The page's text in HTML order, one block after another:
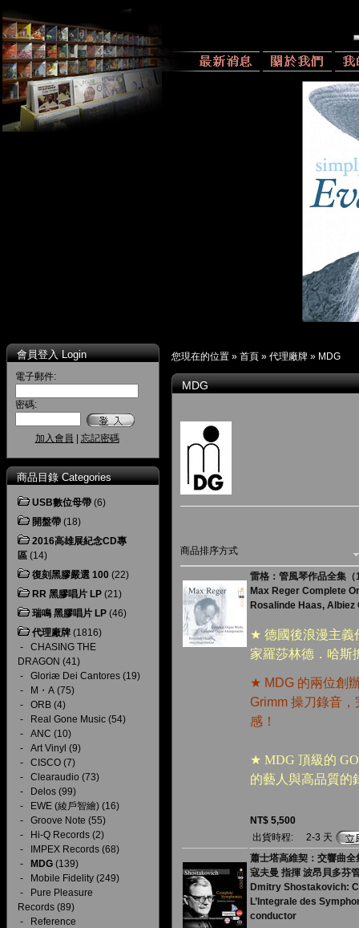
會員登入 Login
電子郵件:
密碼:
加入會員 忘記密碼
商品目錄 Categories
USB數位母帶 (6)
開盤帶 (18)
2016高雄展紀念CD專
區 (14)
復刻黑膠嚴選 100 (22)
RR 黑膠唱片 LP (21)
瑞鳴 黑膠唱片 LP (46)
代理廠牌 (1816)
- CHASING THE
DRAGON (41)
- Gloriæ Dei Cantores (19)
-
M・A (75)
- ORB (4)
-
Real Gone Music (54)
- ANC (10)
- Art Vinyl (9)
- CISCO (7)
- Clearaudio (73)
-
Delos (99)
-
EWE (綾戶智繪) (16)
- Groove Note (55)
-
Hi-Q Records (2)
-
IMPEX Records (68)
-
MDG (139)
-
Mobile Fidelity (249)
-
Pure Pleasure
Records (89)
-
Reference
您現在的位置 » 首頁 » 代理廠牌 » MDG
MDG
商品排序方式
雷格：管風琴作品全集
Max Reger Complete
Rosalinde Haas,
★ 德國後浪漫主義
家羅莎林德．哈斯
★ MDG 的兩位創
Grimm 操刀錄音，
感！
★ MDG 頂級的
的藝人與高品質的
NT$ 5,500
出貨時程:
2-3 天
蕭士塔高維契：交響曲
寇夫曼 指揮 波昂貝多芬
Dmitry Shostakovich:
L’Integrale des
conductor